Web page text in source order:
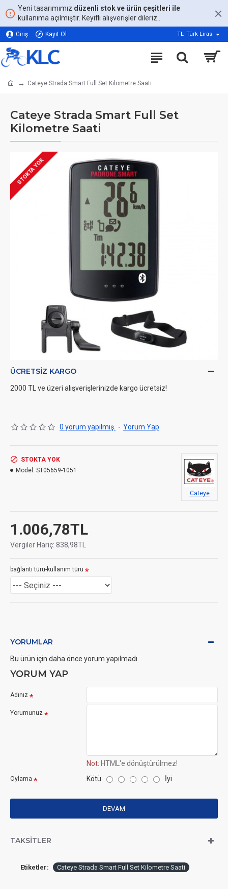
Yeni tasarımımız düzenli stok ve ürün çeşitleri ile
kullanıma açılmıştır. Keyifli alışverişler dileriz..
Giriş Kayıt Ol TL Türk Lirası
Cateye Strada Smart Full Set Kilometre Saati
Cateye Strada Smart Full Set
Kilometre Saati
STOKTA YOK
ÜCRETSIZ KARGO
2000 TL ve üzeri alışverişlerinizde kargo ücretsiz!
0 yorum yapılmış. - Yorum Yap
1.006,78TL
Vergiler Hariç: 838,98TL
STOKTA YOK
Model: ST05659-1051
Cateye
bağlantı türü-kullanım türü
YORUMLAR
Bu ürün için daha önce yorum yapılmadı.
YORUM YAP
Adınız
Yorumunuz
Not: HTML'e dönüştürülmez!
Oylama Kötü İyi
DEVAM
TAKSITLER
Etiketler: Cateye Strada Smart Full Set Kilometre Saati